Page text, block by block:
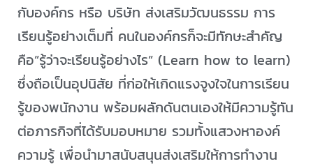
กับองค์กร หรือ บริษัท ส่งเสริมวัฒนธรรม การ
เรียนรู้อย่างเต็มที่ คนในองค์กรก็จะมีทักษะสำคัญ
คือ”รู้ว่าจะเรียนรู้อย่างไร” (Learn how to learn)
ซึ่งถือเป็นอุปนิสัย ที่ก่อให้เกิดแรงจูงใจในการเรียน
รู้ของพนักงาน พร้อมผลักดันตนเองให้มีความรู้ทัน
ต่อภารกิจที่ได้รับมอบหมาย รวมทั้งแสวงหาองค์
ความรู้ เพื่อนำมาสนับสนุนส่งเสริมให้การทำงาน